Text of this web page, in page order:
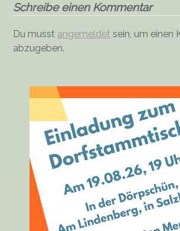
Schreibe einen Kommentar
Du musst angemeldet sein, um einen
abzugeben.